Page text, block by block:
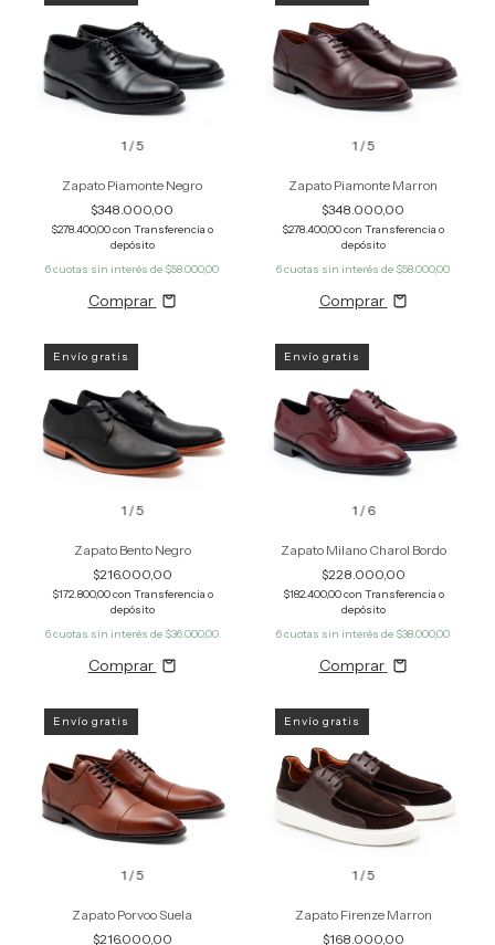
1 /5
Zapato Piamonte Negro
$348.000,00
$278.400,00con Transferencia o
depósito
6cuotas sin interés de $58.000,00
Comprar
1 /5
Zapato Piamonte Marron
$348.000,00
$278.400,00con Transferencia o
depósito
6cuotas sin interés de $58.000,00
Comprar
1 /5
Envío gratis
Zapato Bento Negro
$216.000,00
$172.800,00con Transferencia o
depósito
6cuotas sin interés de $36.000,00
Comprar
1 /6
Envío gratis
Zapato Milano Charol Bordo
$228.000,00
$182.400,00con Transferencia o
depósito
6cuotas sin interés de $38.000,00
Comprar
1 /5
Envío gratis
Zapato Porvoo Suela
$216.000,00
1 /5
Envío gratis
Zapato Firenze Marron
$168.000,00